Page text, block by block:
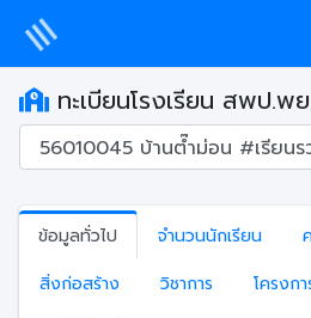
ทะเบียนโรงเรียน สพป.พ
ข้อมูลทั่วไป จำนวนนักเรียน
สิ่งก่อสร้าง
วิชาการ โครงก